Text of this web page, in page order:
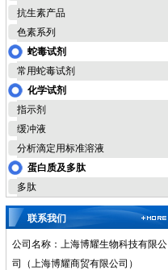
抗生素产品
色素系列
蛇毒试剂
常用蛇毒试剂
化学试剂
指示剂
缓冲液
分析滴定用标准溶液
蛋白质及多肽
多肽
联系我们
公司名称：上海博耀生物科技有限公
司（上海博耀商贸有限公司）